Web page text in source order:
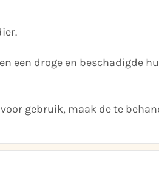
een droge en beschadigde
gebruik, maak de te